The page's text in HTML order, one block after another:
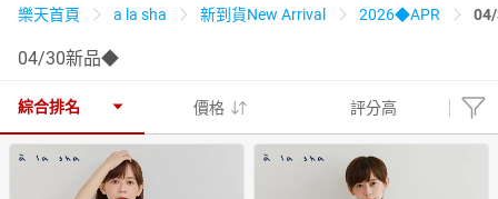
天天免運 美食蛋糕 養生保健 民生用品
居家生活 3C家電 親子玩具
樂天首頁 a la sha 新到貨New Arrival 2026◆APR
04/30新品◆
綜合排名 價格 評分高